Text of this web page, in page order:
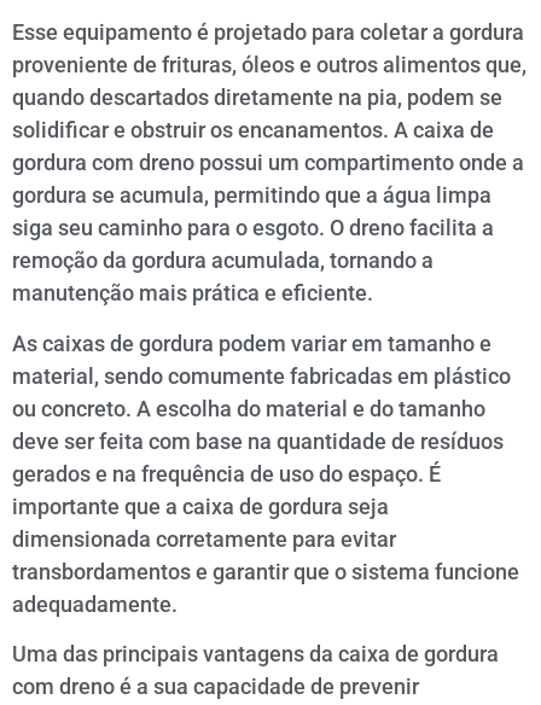
Esse equipamento é projetado para coletar a gordura
proveniente de frituras, óleos e outros alimentos que,
quando descartados diretamente na pia, podem se
solidificar e obstruir os encanamentos. A caixa de
gordura com dreno possui um compartimento onde a
gordura se acumula, permitindo que a água limpa
siga seu caminho para o esgoto. O dreno facilita a
remoção da gordura acumulada, tornando a
manutenção mais prática e eficiente.
As caixas de gordura podem variar em tamanho e
material, sendo comumente fabricadas em plástico
ou concreto. A escolha do material e do tamanho
deve ser feita com base na quantidade de resíduos
gerados e na frequência de uso do espaço. É
importante que a caixa de gordura seja
dimensionada corretamente para evitar
transbordamentos e garantir que o sistema funcione
adequadamente.
Uma das principais vantagens da caixa de gordura
com dreno é a sua capacidade de prevenir